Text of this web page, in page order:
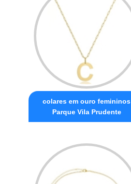
colares em ouro femininos
Parque Vila Prudente